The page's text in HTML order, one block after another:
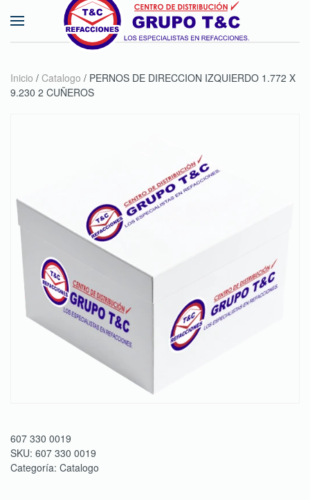
Skip to main content
Inicio / Catalogo / PERNOS DE DIRECCION IZQUIERDO 1.772 X
9.230 2 CUÑEROS
607 330 0019
SKU: 607 330 0019
Categoría: Catalogo